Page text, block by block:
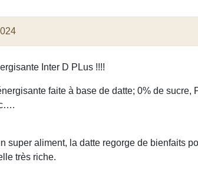
Inter D PLus !!!!
faite à base de datte; 0% de sucre,
super aliment, la datte regorge de bienfaits
très riche.